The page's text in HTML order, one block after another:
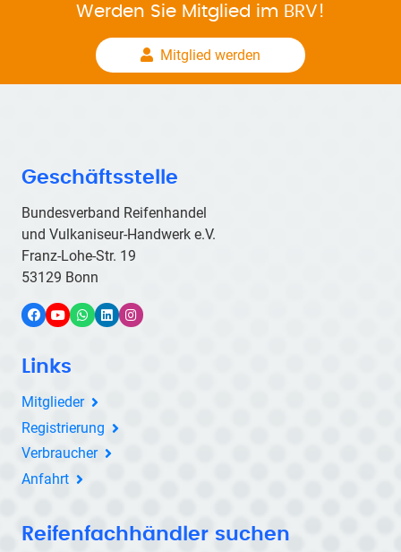
Werden Sie Mitglied im BRV!
Mitglied werden
Geschäftsstelle
Bundesverband Reifenhandel
und Vulkaniseur-Handwerk e.V.
Franz-Lohe-Str. 19
53129 Bonn
FacebookYouTubeWhatsApp
LinkedInInstagram
Links
Mitglieder
Registrierung
Verbraucher
Anfahrt
Reifenfachhändler suchen